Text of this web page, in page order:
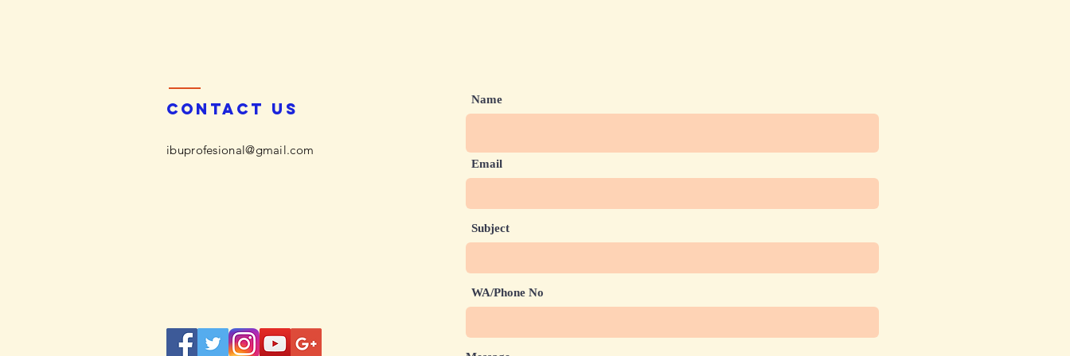
Contact us
ibuprofesional@gmail.com
Name
Email
Subject
WA/Phone No